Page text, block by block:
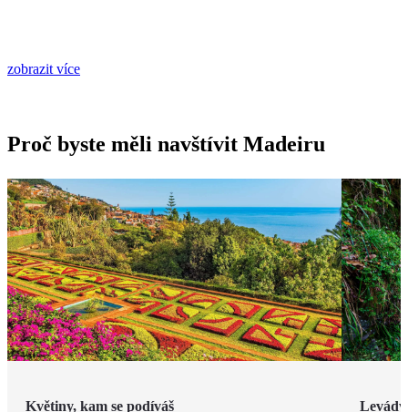
zobrazit více
Proč byste měli navštívit Madeiru
Květiny, kam se podíváš Levády